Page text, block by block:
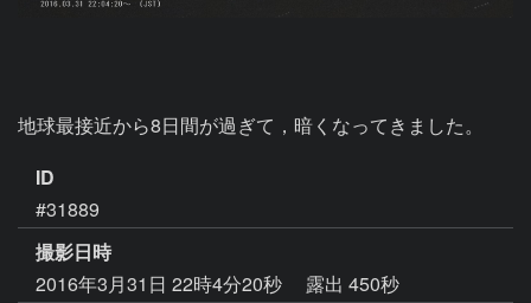
地球最接近から8日間が過ぎて，暗くなってきました。
ID
#31889
撮影日時
2016年3月31日 22時4分20秒
露出 450秒